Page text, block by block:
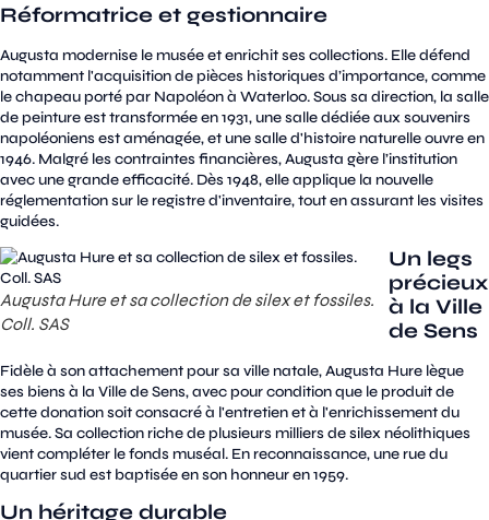
Réformatrice et gestionnaire
Augusta modernise le musée et enrichit ses collections. Elle défend
notamment l'acquisition de pièces historiques d’importance, comme
le chapeau porté par Napoléon à Waterloo. Sous sa direction, la salle
de peinture est transformée en 1931, une salle dédiée aux souvenirs
napoléoniens est aménagée, et une salle d'histoire naturelle ouvre en
1946. Malgré les contraintes financières, Augusta gère l’institution
avec une grande efficacité. Dès 1948, elle applique la nouvelle
réglementation sur le registre d'inventaire, tout en assurant les visites
guidées.
Augusta Hure et sa collection de silex et fossiles.
Coll. SAS
Un legs
précieux
à la Ville
de Sens
Fidèle à son attachement pour sa ville natale, Augusta Hure lègue
ses biens à la Ville de Sens, avec pour condition que le produit de
cette donation soit consacré à l'entretien et à l'enrichissement du
musée. Sa collection riche de plusieurs milliers de silex néolithiques
vient compléter le fonds muséal. En reconnaissance, une rue du
quartier sud est baptisée en son honneur en 1959.
Un héritage durable